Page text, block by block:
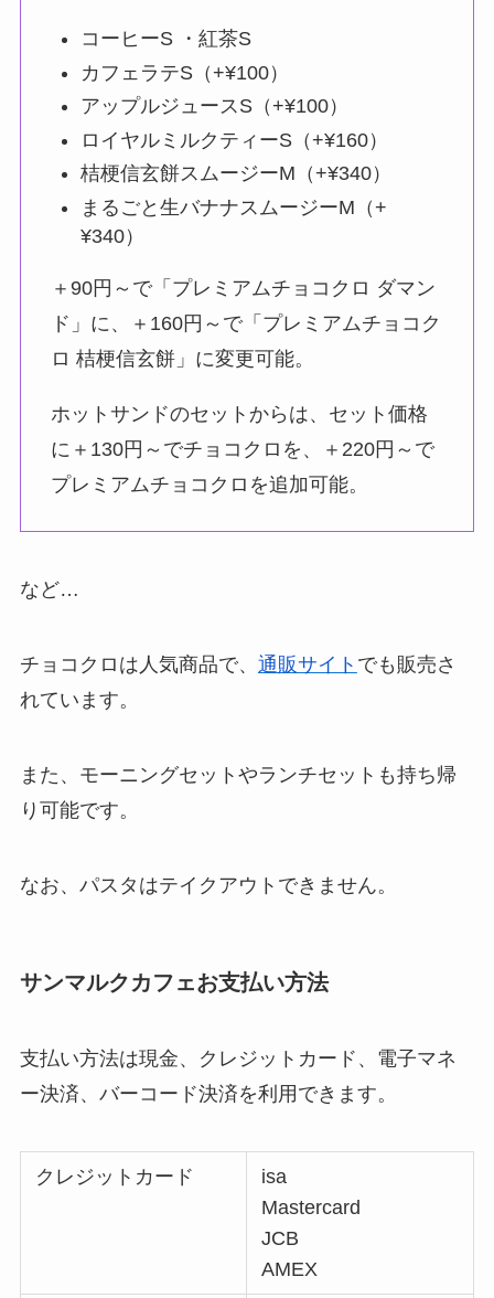
コーヒーS ・紅茶S
カフェラテS（+¥100）
アップルジュースS（+¥100）
ロイヤルミルクティーS（+¥160）
桔梗信玄餅スムージーM（+¥340）
まるごと生バナナスムージーM（+
¥340）
＋90円～で「プレミアムチョコクロ ダマン
ド」に、＋160円～で「プレミアムチョコク
ロ 桔梗信玄餅」に変更可能。
ホットサンドのセットからは、セット価格
に＋130円～でチョコクロを、＋220円～で
プレミアムチョコクロを追加可能。
など…
チョコクロは人気商品で、 通販サイト でも販売さ
れています。
また、モーニングセットやランチセットも持ち帰
り可能です。
なお、パスタはテイクアウトできません。
サンマルクカフェお支払い方法
支払い方法は現金、クレジットカード、電子マネ
ー決済、バーコード決済を利用できます。
クレジットカード
isa
Mastercard
JCB
AMEX